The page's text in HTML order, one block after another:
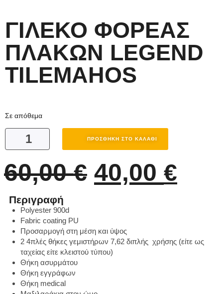
ΓΙΛΕΚΟ ΦΟΡΕΑΣ
ΠΛΑΚΩΝ LEGEND
TILEMAHOS
Σε απόθεμα
ΠΡΟΣΘΉΚΗ ΣΤΟ ΚΑΛΆΘΙ
60,00€ 40,00 €
Περιγραφή
Polyester 900d
Fabric coating PU
Προσαρμογή στη μέση και ύψος
2 4πλές θήκες γεμιστήρων 7,62 διπλής χρήσης (είτε ως
ταχείας είτε κλειστού τύπου)
Θήκη ασυρμάτου
Θήκη εγγράφων
Θήκη medical